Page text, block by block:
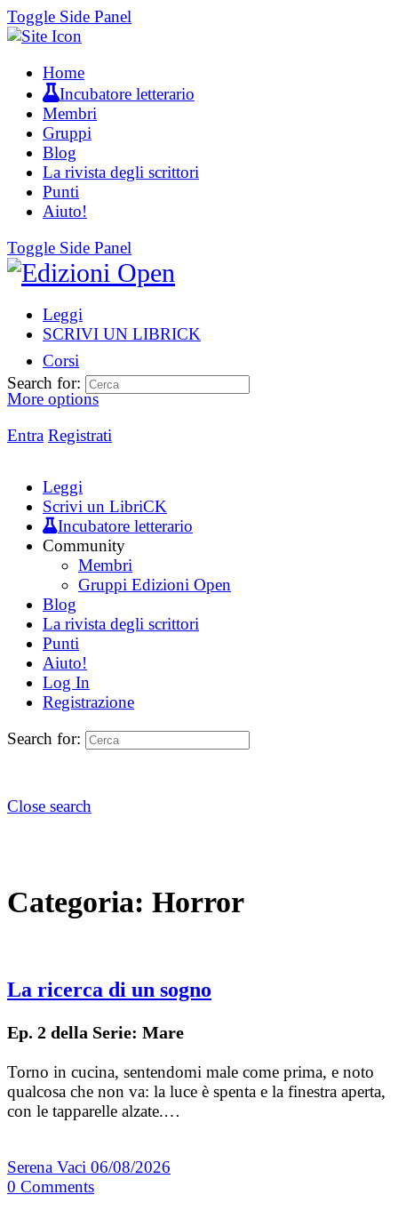
Toggle Side Panel
Home
Incubatore letterario
Membri
Gruppi
Blog
La rivista degli scrittori
Punti
Aiuto!
Toggle Side Panel
Leggi
SCRIVI UN LIBRICK
Corsi
More options
Entra Registrati
Search for:
Leggi
Scrivi un LibriCK
Incubatore letterario
Community
Membri
Gruppi Edizioni Open
Blog
La rivista degli scrittori
Punti
Aiuto!
Log In
Registrazione
Search for:
Close search
Categoria: Horror
La ricerca di un sogno
Ep. 2 della Serie: Mare
Torno in cucina, sentendomi male come prima, e noto
qualcosa che non va: la luce è spenta e la finestra aperta,
con le tapparelle alzate.…
Serena Vaci 06/08/2026
0 Comments